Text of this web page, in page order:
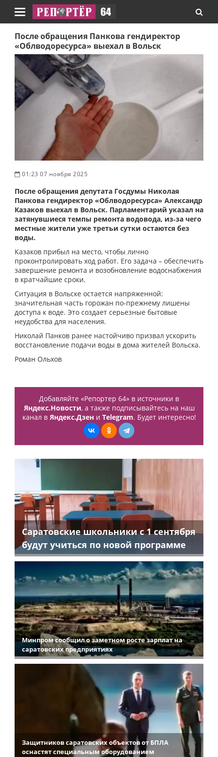
Навигация
После обращения Панкова гендиректор
«Облводоресурса» выехал в Вольск
01:23 07 ноября 2025
После обращения депутата Госдумы Николая
Панкова гендиректор «Облводоресурса» Александр
Казаков выехал в Вольск. Парламентарий указал на
затянувшиеся темпы ремонта водовода, из‑за чего
местные жители уже третьи сутки остаются без
воды.
Казаков прибыл на место, чтобы лично
проконтролировать ход работ. Его задача – обеспечить
завершение ремонта и возобновление водоснабжения
в кратчайшие сроки.
Ситуация в Вольске остается напряженной:
значительная часть горожан по‑прежнему лишены
доступа к воде. Это создает серьезные бытовые
неудобства для населения.
Николай Панков ранее настойчиво призвал ускорить
восстановление подачи воды в дома жителей Вольска.
Роман Ольхов
Добавляйте «Репортер 64» в источники в
Яндекс.Новости, а также подписывайтесь на наш
канал в Яндекс.Дзени Telegram. Будет интересно!
Саратовские школьники с 1 сентября
будут учиться по новой программе
Минпром сообщил о заметном росте зарплат на
саратовских предприятиях
Защитников саратовских объектов от БПЛА
оснастят специальным оборудованием